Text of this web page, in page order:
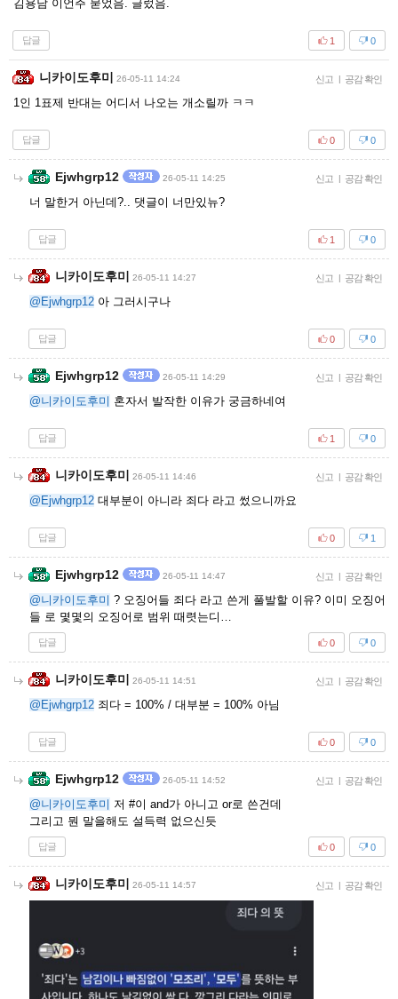
김용남 이언주 묻었음. 글렀음.
답글 0
1
니카이도후미 26-05-11 14:24 신고 | 공감 확인
1인 1표제 반대는 어디서 나오는 개소릴까 ㅋㅋ
답글 0
0
Ejwhgrp12 26-05-11 14:25 신고 | 공감 확인
너 말한거 아닌데?.. 댓글이 너만있뉴?
답글 0
1
니카이도후미 26-05-11 14:27 신고 | 공감 확인
@Ejwhgrp12 아 그러시구나
답글 0
0
Ejwhgrp12 26-05-11 14:29 신고 | 공감 확인
@니카이도후미 혼자서 발작한 이유가 궁금하네여
답글 0
1
니카이도후미 26-05-11 14:46 신고 | 공감 확인
@Ejwhgrp12 대부분이 아니라 죄다 라고 썼으니까요
답글 1
0
Ejwhgrp12 26-05-11 14:47 신고 | 공감 확인
@니카이도후미 ? 오징어들 죄다 라고 쓴게 풀발할 이유? 이미 오징어
들 로 몇몇의 오징어로 범위 때렷는디…
답글 0
0
니카이도후미 26-05-11 14:51 신고 | 공감 확인
@Ejwhgrp12 죄다 = 100% / 대부분 = 100% 아님
답글 0
0
Ejwhgrp12 26-05-11 14:52 신고 | 공감 확인
@니카이도후미 저 #이 and가 아니고 or로 쓴건데
그리고 뭔 말을해도 설득력 없으신듯
답글 0
0
니카이도후미 26-05-11 14:57 신고 | 공감 확인